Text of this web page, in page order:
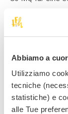
Abbiamo a
Utilizziamo
tecniche
statistiche) e
alle Tue
Bester
Schnelles